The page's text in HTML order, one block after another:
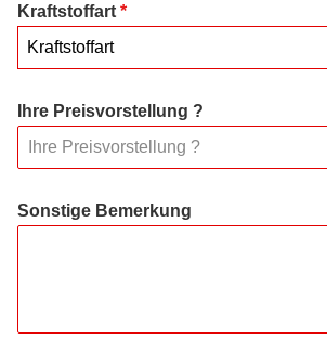
Kraftstoffart *
Kraftstoffart
Ihre Preisvorstellung ?
Sonstige Bemerkung